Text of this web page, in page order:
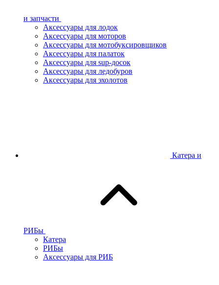
и запчасти
Аксессуары для лодок
Аксессуары для моторов
Аксессуары для мотобуксировщиков
Аксессуары для палаток
Аксессуары для sup-досок
Аксессуары для ледобуров
Аксессуары для эхолотов
Катера и
РИБы
Катера
РИБы
Аксессуары для РИБ